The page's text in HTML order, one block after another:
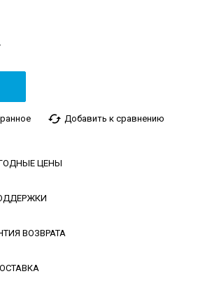
cached Добавить к сравнению
ЦЕНЫ
ВОЗВРАТА